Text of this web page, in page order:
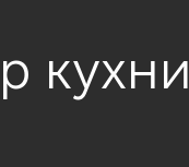
кухни